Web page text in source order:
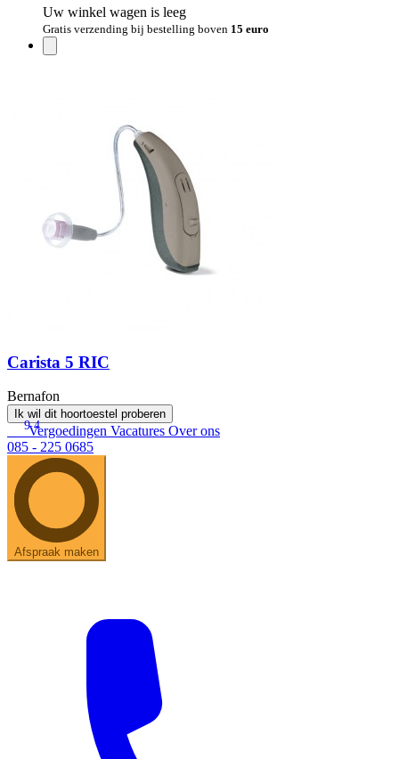
Uw winkel wagen is leeg
Gratis verzending bij bestelling boven 15 euro
Carista 5 RIC
Bernafon
Ik wil dit hoortoestel proberen
9.4
Vergoedingen Vacatures Over ons
085 - 225 0685
Afspraak maken